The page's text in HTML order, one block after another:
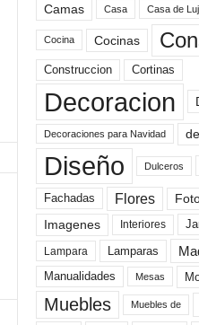
Camas Casa Casa de
Cocina Cocinas
Construccion Cortinas
Decoracion
Decoraciones para Navidad
Diseño Dulceros
Fachadas Flores
Imagenes Interiores
Lampara Lamparas
Manualidades Mesas
Muebles Muebles de